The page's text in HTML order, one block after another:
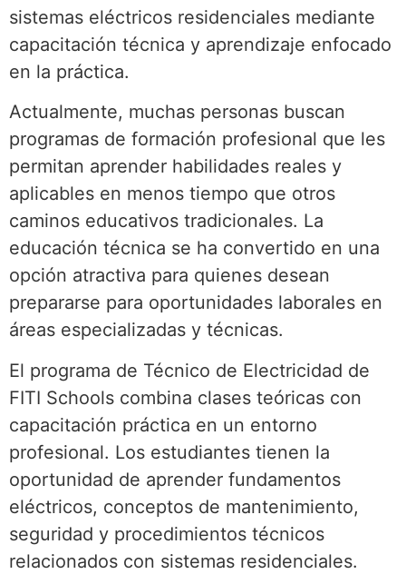
sistemas eléctricos residenciales mediante
capacitación técnica y aprendizaje enfocado
en la práctica.
Actualmente, muchas personas buscan
programas de formación profesional que les
permitan aprender habilidades reales y
aplicables en menos tiempo que otros
caminos educativos tradicionales. La
educación técnica se ha convertido en una
opción atractiva para quienes desean
prepararse para oportunidades laborales en
áreas especializadas y técnicas.
El programa de Técnico de Electricidad de
FITI Schools combina clases teóricas con
capacitación práctica en un entorno
profesional. Los estudiantes tienen la
oportunidad de aprender fundamentos
eléctricos, conceptos de mantenimiento,
seguridad y procedimientos técnicos
relacionados con sistemas residenciales.